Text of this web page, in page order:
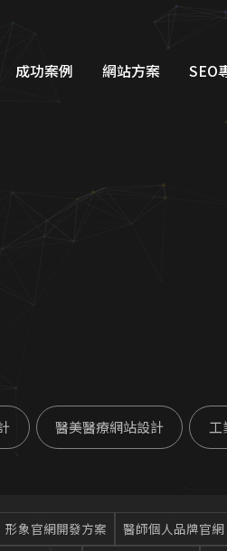
成功案例
教育網站設計
網站方案 SEO
醫美醫療網站設計 工
形象官網開發方案 醫師個人品牌官網